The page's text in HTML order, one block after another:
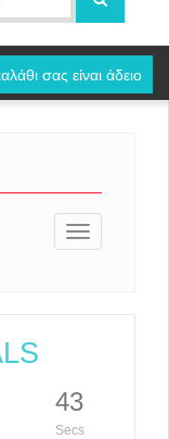
σας είναι άδειο
Toggle
43
Secs